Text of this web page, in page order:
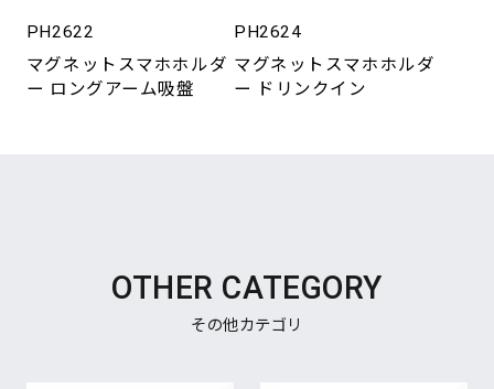
PH2622
マグネットスマホホルダ
ー ロングアーム吸盤
PH2624
マグネットスマホホルダ
ー ドリンクイン
OTHER CATEGORY
その他カテゴリ